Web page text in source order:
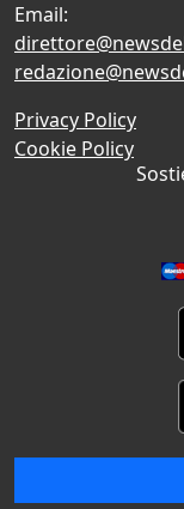
Email:
Privacy Policy
Cookie Policy